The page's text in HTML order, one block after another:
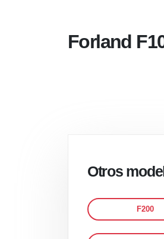
Forland
Otros
F200